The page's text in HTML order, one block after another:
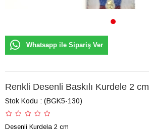
Whatsapp ile Sipariş Ver
Renkli Desenli Baskılı Kurdele 2 cm
Stok Kodu (BGK5-130)
Desenli Kurdela 2 cm